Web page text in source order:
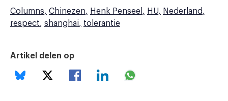
Columns
Chinezen Henk Penseel HU
Nederland
respect
shanghai tolerantie
Artikel delen op